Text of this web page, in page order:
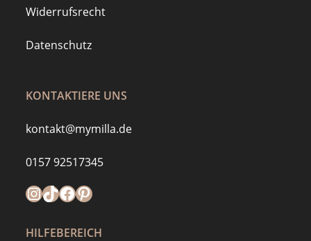
Widerrufsrecht
Datenschutz
KONTAKTIERE UNS
kontakt@mymilla.de
0157 92517345
Instagram
https://www.tiktok.com/@mymilla.de
Facebook
Pinterest
HILFEBEREICH